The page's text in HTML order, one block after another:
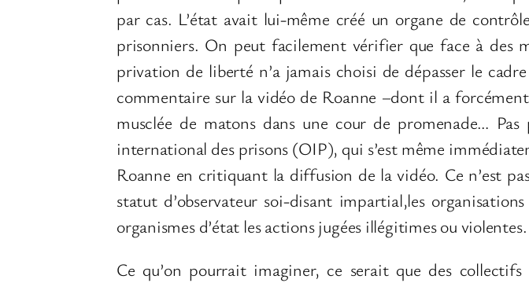
par cas. L’état avait lui-même créé un organe de
prisonniers. On peut facilement vérifier que face à des
privation de liberté n’a jamais choisi de dépasser le
commentaire sur la vidéo de Roanne –dont il a
musclée de matons dans une cour de promenade…
international des prisons (OIP), qui s’est même
Roanne en critiquant la diffusion de la vidéo. Ce n’est
statut d’observateur soi-disant impartial,les
organismes d’état les actions jugées illégitimes ou violentes.
Ce qu’on pourrait imaginer, ce serait que des